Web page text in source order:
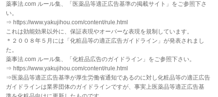
薬事法.com ルール集、「医薬品等適正広告基準の掲載サイト」をご参照下さ
い。
⇒ https://www.yakujihou.com/content/rule.html
これは効能効果以外に、保証表現やオーバーな表現を規制しています。
＊２００８年５月には「化粧品等の適正広告ガイドライン」が発表されまし
た。
薬事法.com ルール集、「化粧品広告のガイドライン」をご参照下さい。
⇒ https://www.yakujihou.com/content/rule.html
⇒医薬品等適正広告基準が厚生労働省通知であるのに対し化粧品等の適正広告
ガイドラインは業界団体のガイドラインですが、事実上医薬品等適正広告基